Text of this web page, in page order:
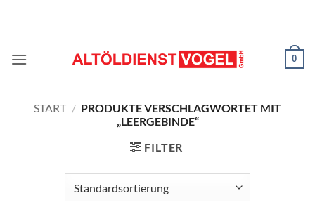
0
START / PRODUKTE VERSCHLAGWORTET MIT
„LEERGEBINDE“
FILTER